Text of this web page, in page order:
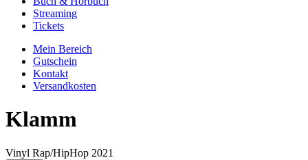
Streaming
Tickets
Mein Bereich
Gutschein
Kontakt
Versandkosten
Klamm
Vinyl Rap/HipHop 2021